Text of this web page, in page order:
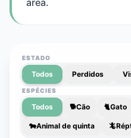
área.
ESTADO
Todos Perdidos
ESPÉCIES
Todos 🐕Cão 🐈Gato
🐄Animal de quinta 🦎